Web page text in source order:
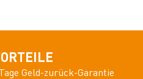
Geld-zurück-Garantie